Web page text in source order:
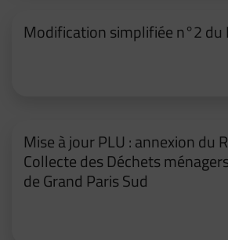
Modification simplifiée n°2 du
Mise à jour PLU : annexion du
Collecte des Déchets
de Grand Paris Sud